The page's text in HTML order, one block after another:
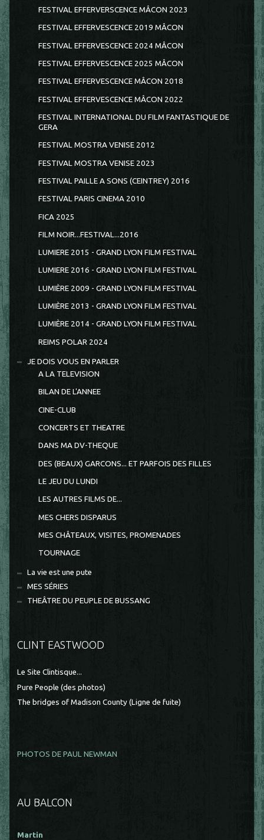
FESTIVAL EFFERVERSCENCE MÂCON 2023
FESTIVAL EFFERVESCENCE 2019 MÂCON
FESTIVAL EFFERVESCENCE 2024 MÂCON
FESTIVAL EFFERVESCENCE 2025 MÂCON
FESTIVAL EFFERVESCENCE MÂCON 2018
FESTIVAL EFFERVESCENCE MÂCON 2022
FESTIVAL INTERNATIONAL DU FILM FANTASTIQUE DE
GERA
FESTIVAL MOSTRA VENISE 2012
FESTIVAL MOSTRA VENISE 2023
FESTIVAL PAILLE A SONS (CEINTREY) 2016
FESTIVAL PARIS CINEMA 2010
FICA 2025
FILM NOIR...FESTIVAL...2016
LUMIERE 2015 - GRAND LYON FILM FESTIVAL
LUMIERE 2016 - GRAND LYON FILM FESTIVAL
LUMIÈRE 2009 - GRAND LYON FILM FESTIVAL
LUMIÈRE 2013 - GRAND LYON FILM FESTIVAL
LUMIÈRE 2014 - GRAND LYON FILM FESTIVAL
REIMS POLAR 2024
JE DOIS VOUS EN PARLER
A LA TELEVISION
BILAN DE L'ANNEE
CINE-CLUB
CONCERTS ET THEATRE
DANS MA DV-THEQUE
DES (BEAUX) GARCONS... ET PARFOIS DES FILLES
LE JEU DU LUNDI
LES AUTRES FILMS DE...
MES CHERS DISPARUS
MES CHÂTEAUX, VISITES, PROMENADES
TOURNAGE
La vie est une pute
MES SÉRIES
THEÂTRE DU PEUPLE DE BUSSANG
CLINT EASTWOOD
Le Site Clintisque...
Pure People (des photos)
The bridges of Madison County (Ligne de fuite)
PHOTOS DE PAUL NEWMAN
AU BALCON
Martin